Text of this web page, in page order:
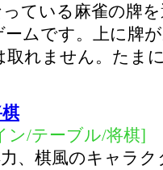
ている麻雀の牌
ムです。上に牌
れません。たま
ン/テーブル/将棋]
、棋風のキャラ